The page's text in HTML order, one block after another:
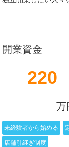
開業資金
220
万
未経験者から始める
店舗引継ぎ制度